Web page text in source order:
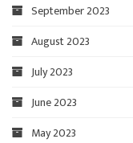
September 2023
August 2023
July 2023
June 2023
May 2023